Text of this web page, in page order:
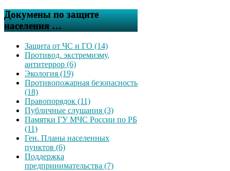
Докумены по защите
населения …
Защита от ЧС и ГО (14)
Противод. экстремизму,
антитеррор (6)
Экология (19)
Противопожарная безопасность
(18)
Правопорядок (11)
Публичные слушания (3)
Памятки ГУ МЧС России по РБ
(11)
Ген. Планы населенных
пунктов (6)
Поддержка
предпринимательства (7)